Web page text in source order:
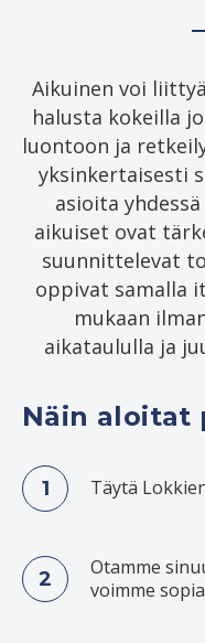
Aikuinen voi
halusta kokeilla
luontoon ja
yksinkertaisesti
asioita
aikuiset ovat
suunnittelevat
oppivat samalla
mukaan
aikataululla ja
Näin aloitat
Täytä
Otamme
voimme